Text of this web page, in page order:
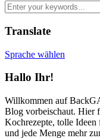
Translate
Sprache wählen
Hallo Ihr!
Willkommen auf
Blog vorbeischaut. Hier
Kochrezepte, tolle
und jede Menge mehr